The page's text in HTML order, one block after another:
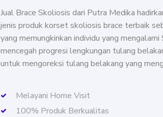
Jual Brace Skoliosis dari Putra Medika
jenis produk korset skoliosis brace terbaik
yang memungkinkan individu yang
mencegah progresi lengkungan tulang
untuk mengoreksi tulang belakang yang
Melayani Home Visit
100% Produk Berkualitas